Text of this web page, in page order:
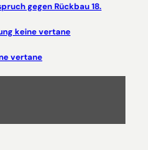
gegen Rückbau 18.
keine vertane
vertane